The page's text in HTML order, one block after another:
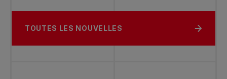
TOUTES LES NOUVELLES